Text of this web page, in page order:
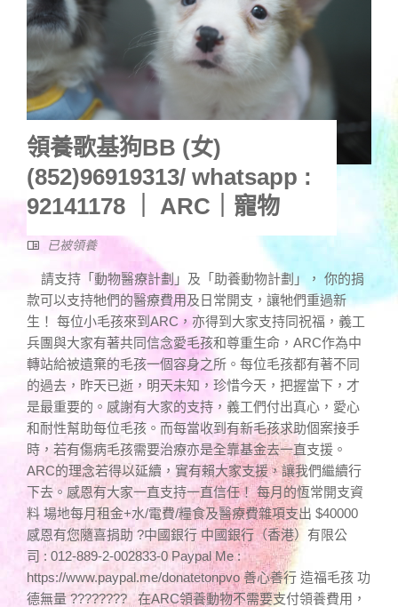
領養歌基狗BB (女)
(852)96919313/ whatsapp :
92141178 ｜ ARC｜寵物
已被領養
請支持「動物醫療計劃」及「助養動物計劃」， 你的捐
款可以支持牠們的醫療費用及日常開支，讓牠們重過新
生！ 每位小毛孩來到ARC，亦得到大家支持同祝福，義工
兵團與大家有著共同信念愛毛孩和尊重生命，ARC作為中
轉站給被遺棄的毛孩一個容身之所。每位毛孩都有著不同
的過去，昨天已逝，明天未知，珍惜今天，把握當下，才
是最重要的。感謝有大家的支持，義工們付出真心，愛心
和耐性幫助每位毛孩。而每當收到有新毛孩求助個案接手
時，若有傷病毛孩需要治療亦是全靠基金去一直支援。
ARC的理念若得以延續，實有賴大家支援，讓我們繼續行
下去。感恩有大家一直支持一直信任！ 每月的恆常開支資
料 場地每月租金+水/電費/糧食及醫療費雜項支出 $40000
感恩有您隨喜捐助 ?中國銀行 中國銀行（香港）有限公
司 : 012-889-2-002833-0 Paypal Me :
https://www.paypal.me/donatetonpvo 善心善行 造福毛孩 功
德無量 ???????? 在ARC領養動物不需要支付領養費用，